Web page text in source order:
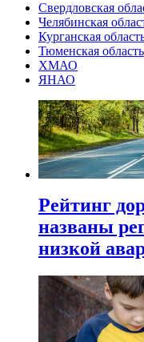
Свердловская
Челябинская
Курганская
Тюменская область
ХМАО
ЯНАО
Рейтинг
названы
низкой